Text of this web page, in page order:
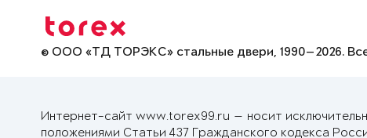
© ООО «ТД ТОРЭКС» стальные двери, 1990—2026.
Интернет-сайт www.torex99.ru — носит
положениями Статьи 437 Гражданского кодекса